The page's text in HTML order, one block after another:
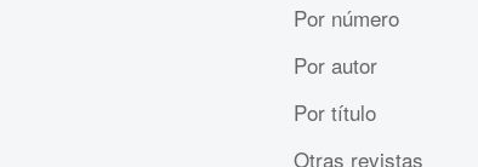
Por número
Por autor
Por título
Otras revistas